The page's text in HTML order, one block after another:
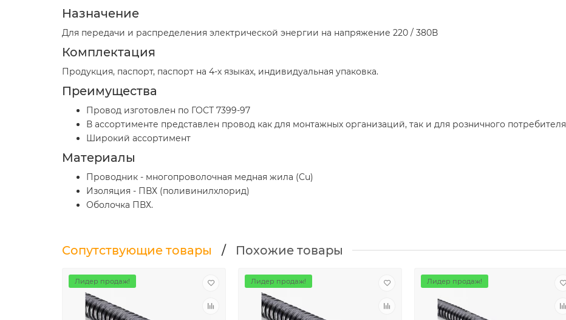
Назначение
Для передачи и распределения электрической энергии на напряжение 220 / 380В
Комплектация
Продукция, паспорт, паспорт на 4-х языках, индивидуальная упаковка.
Преимущества
Провод изготовлен по ГОСТ 7399-97
В ассортименте представлен провод как для монтажных организаций, так и для розничного потребителя
Широкий ассортимент
Материалы
Проводник - многопроволочная медная жила (Cu)
Изоляция - ПВХ (поливинилхлорид)
Оболочка ПВХ.
Сопутствующие товары / Похожие товары
Лидер продаж! Лидер продаж! Лидер продаж!